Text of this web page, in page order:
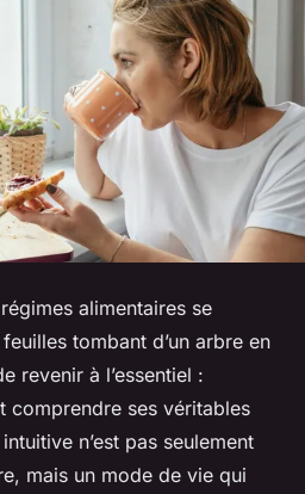
alimentaires se
tombant d’un arbre en
revenir à l’essentiel :
comprendre ses véritables
n’est pas seulement
mais un mode de vie qui